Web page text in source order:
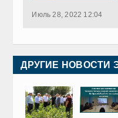
Июль 28, 2022 12:04
ДРУГИЕ НОВОСТИ